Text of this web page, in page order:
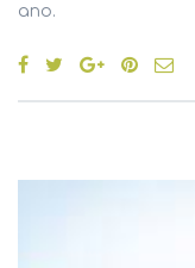
ano.